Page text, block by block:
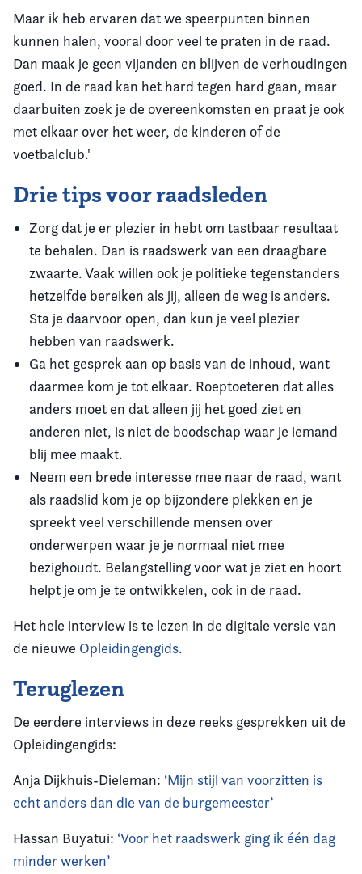
Maar ik heb ervaren dat we speerpunten binnen
kunnen halen, vooral door veel te praten in de raad.
Dan maak je geen vijanden en blijven de verhoudingen
goed. In de raad kan het hard tegen hard gaan, maar
daarbuiten zoek je de overeenkomsten en praat je ook
met elkaar over het weer, de kinderen of de
voetbalclub.'
Drie tips voor raadsleden
Zorg dat je er plezier in hebt om tastbaar resultaat
te behalen. Dan is raadswerk van een draagbare
zwaarte. Vaak willen ook je politieke tegenstanders
hetzelfde bereiken als jij, alleen de weg is anders.
Sta je daarvoor open, dan kun je veel plezier
hebben van raadswerk.
Ga het gesprek aan op basis van de inhoud, want
daarmee kom je tot elkaar. Roeptoeteren dat alles
anders moet en dat alleen jij het goed ziet en
anderen niet, is niet de boodschap waar je iemand
blij mee maakt.
Neem een brede interesse mee naar de raad, want
als raadslid kom je op bijzondere plekken en je
spreekt veel verschillende mensen over
onderwerpen waar je je normaal niet mee
bezighoudt. Belangstelling voor wat je ziet en hoort
helpt je om je te ontwikkelen, ook in de raad.
Het hele interview is te lezen in de digitale versie van
de nieuwe Opleidingengids.
Teruglezen
De eerdere interviews in deze reeks gesprekken uit de
Opleidingengids:
Anja Dijkhuis-Dieleman: ‘Mijn stijl van voorzitten is
echt anders dan die van de burgemeester’
Hassan Buyatui: ‘Voor het raadswerk ging ik één dag
minder werken’